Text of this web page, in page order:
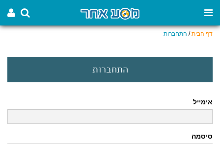
דף הבית/ התחברות
התחברות
אימייל
סיסמה